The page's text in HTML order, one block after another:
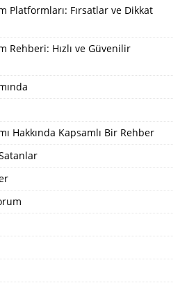
Platformları: Fırsatlar ve Dikkat
Rehberi: Hızlı ve Güvenilir
Hakkında Kapsamlı Bir Rehber